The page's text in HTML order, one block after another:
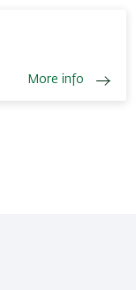
More info